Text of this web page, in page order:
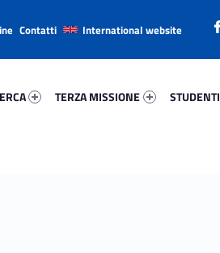
TERZA MISSIONE
STUDENTI
Contatti International website